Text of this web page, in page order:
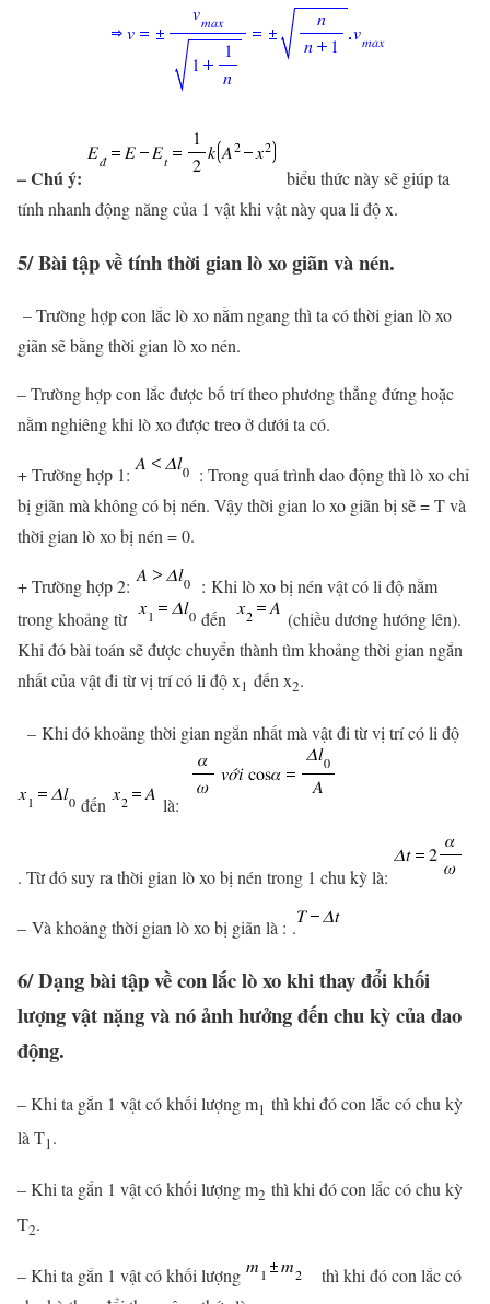
– Chú ý:
biểu thức này sẽ giúp ta
tính nhanh động năng của 1 vật khi vật này qua li độ x.
5/ Bài tập về tính thời gian lò xo giãn và nén.
– Trường hợp con lắc lò xo nằm ngang thì ta có thời gian lò xo
giãn sẽ bằng thời gian lò xo nén.
– Trường hợp con lắc được bố trí theo phương thẳng đứng hoặc
nằm nghiêng khi lò xo được treo ở dưới ta có.
+ Trường hợp 1:
: Trong quá trình dao động thì lò xo chỉ
bị giãn mà không có bị nén. Vậy thời gian lo xo giãn bị sẽ = T và
thời gian lò xo bị nén = 0.
+ Trường hợp 2:
: Khi lò xo bị nén vật có li độ nằm
trong khoảng từ
đến
(chiều dương hướng lên).
Khi đó bài toán sẽ được chuyển thành tìm khoảng thời gian ngắn
nhất của vật đi từ vị trí có li độ x1 đến x2.
– Khi đó khoảng thời gian ngắn nhất mà vật đi từ vị trí có li độ
đến là:
. Từ đó suy ra thời gian lò xo bị nén trong 1 chu kỳ là:
– Và khoảng thời gian lò xo bị giãn là : .
6/ Dạng bài tập về con lắc lò xo khi thay đổi khối
lượng vật nặng và nó ảnh hưởng đến chu kỳ của dao
động.
– Khi ta gắn 1 vật có khối lượng m1 thì khi đó con lắc có chu kỳ
là T1.
– Khi ta gắn 1 vật có khối lượng m2 thì khi đó con lắc có chu kỳ
T2.
– Khi ta gắn 1 vật có khối lượng
thì khi đó con lắc có